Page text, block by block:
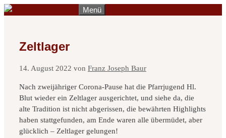
Zum
Menü
Zeltlager
14. August 2022 von Franz Joseph Baur
Nach zweijähriger Corona-Pause hat die Pfarrjugend Hl.
Blut wieder ein Zeltlager ausgerichtet, und siehe da, die
alte Tradition ist nicht abgerissen, die bewährten Highlights
haben stattgefunden, am Ende waren alle übermüdet, aber
glücklich – Zeltlager gelungen!